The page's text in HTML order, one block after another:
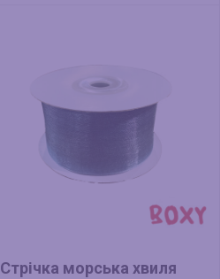
Стрічка морська хвиля